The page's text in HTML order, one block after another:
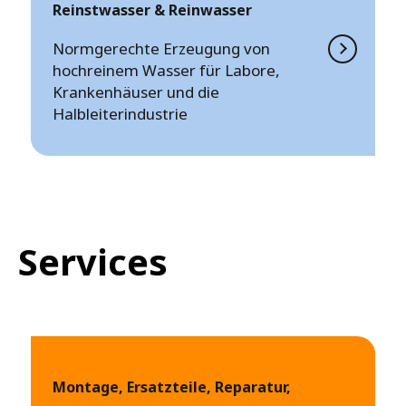
Reinstwasser & Reinwasser
Normgerechte Erzeugung von
hochreinem Wasser für Labore,
Krankenhäuser und die
Halbleiterindustrie
Services
Montage, Ersatzteile, Reparatur,